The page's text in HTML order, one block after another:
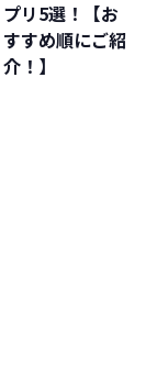
プリ5選！【お
すすめ順にご紹
介！】